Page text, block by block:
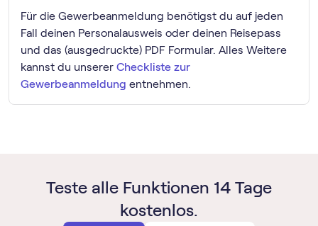
Für die Gewerbeanmeldung benötigst du auf jeden
Fall deinen Personalausweis oder deinen Reisepass
und das (ausgedruckte) PDF Formular. Alles Weitere
kannst du unserer Checkliste zur
Gewerbeanmeldung entnehmen.
Teste alle Funktionen 14 Tage
kostenlos.